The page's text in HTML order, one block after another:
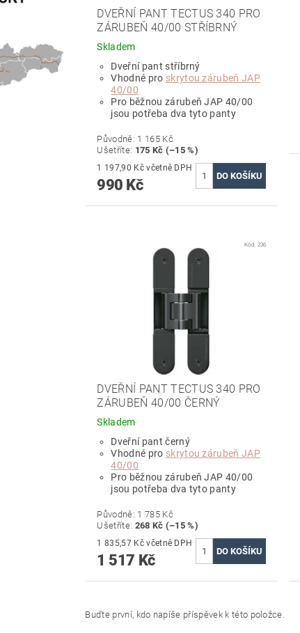
DVEŘNÍ PANT TECTUS 340 PRO
ZÁRUBEŇ 40/00 STŘÍBRNÝ
Skladem
Dveřní pant stříbrný
Vhodné pro skrytou zárubeň JAP
40/00
Pro běžnou zárubeň JAP 40/00
jsou potřeba dva tyto panty
Původně: 1 165 Kč
Ušetříte: 175 Kč (–15 %)
1 197,90 Kč včetně DPH
990 Kč
Kód: 236
DVEŘNÍ PANT TECTUS 340 PRO
ZÁRUBEŇ 40/00 ČERNÝ
Skladem
Dveřní pant černý
Vhodné pro skrytou zárubeň JAP
40/00
Pro běžnou zárubeň JAP 40/00
jsou potřeba dva tyto panty
Původně: 1 785 Kč
Ušetříte: 268 Kč (–15 %)
1 835,57 Kč včetně DPH
1 517 Kč
Buďte první, kdo napíše příspěvek k této položce.